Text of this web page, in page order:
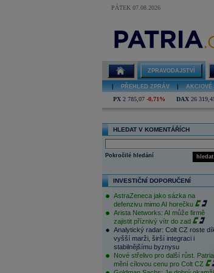
PÁTEK 07.08.2026
ZPRAVODAJSTVÍ
PŘEHLED ZPRÁV AKCIOVÉ
PX 2 785,07 -0,71% DAX 26
HLEDAT V KOMENTÁŘÍCH
hledat
Pokročilé hledání
INVESTIČNÍ DOPORUČENÍ
AstraZeneca jako sázka na
defenzivu mimo AI horečku
Arista Networks: AI může firmě
zajistit příznivý vítr do zad
Analytický radar: Colt CZ roste
vyšší marži, širší integraci i
stabilnějšímu byznysu
Nové střelivo pro další růst. Patria
mění cílovou cenu pro Colt CZ